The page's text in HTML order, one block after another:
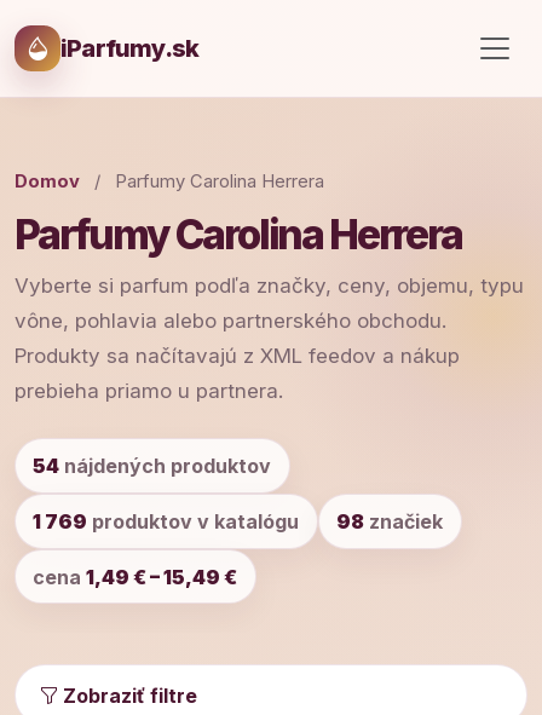
iParfumy.sk
Domov / Parfumy Carolina Herrera
Parfumy Carolina Herrera
Vyberte si parfum podľa značky, ceny, objemu, typu
vône, pohlavia alebo partnerského obchodu.
Produkty sa načítavajú z XML feedov a nákup
prebieha priamo u partnera.
54 nájdených produktov
1 769 produktov v katalógu 98 značiek
cena1,49 € – 15,49 €
Zobraziť filtre